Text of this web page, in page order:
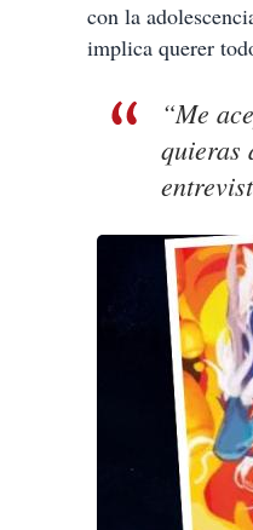
con la
implica querer
“Me
quieras